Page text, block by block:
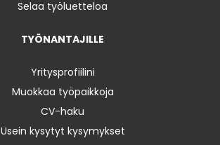
Selaa työluetteloa
TYÖNANTAJILLE
Yritysprofiilini
Muokkaa työpaikkoja
CV-haku
Usein kysytyt kysymykset